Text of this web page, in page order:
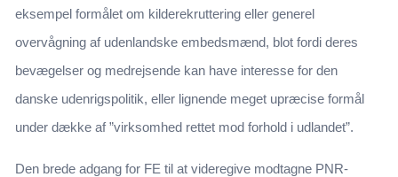
eksempel formålet om kilderekruttering eller generel
overvågning af udenlandske embedsmænd, blot fordi deres
bevægelser og medrejsende kan have interesse for den
danske udenrigspolitik, eller lignende meget upræcise formål
under dække af ”virksomhed rettet mod forhold i udlandet”.
Den brede adgang for FE til at videregive modtagne PNR-